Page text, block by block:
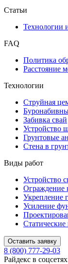
Статьи
Технологии
FAQ
Политика
Расстояние
Технологии
Струйная
Забивка свай
Устройство
Грунтовые
Стена в
Виды работ
Устройство
Ограждение
Укрепление
Усиление
Оставить заявку
8 (800) 777-29-03
Райдекс в